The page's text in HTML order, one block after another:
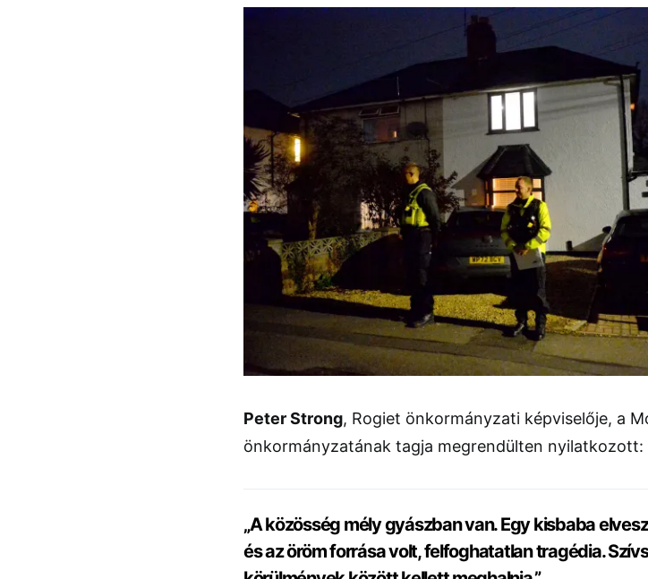
Peter Strong, Rogiet önkormányzati képviselője, a
önkormányzatának tagja megrendülten nyilatkozott:
„A közösség mély gyászban van. Egy kisbaba
és az öröm forrása volt, felfoghatatlan tragédia.